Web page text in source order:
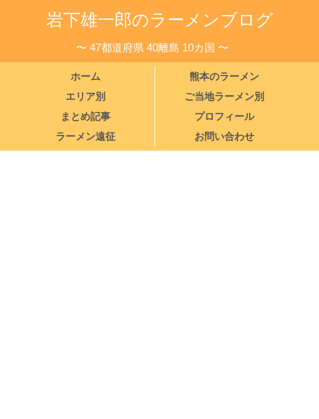
岩下雄一郎のラーメンブログ
〜 47都道府県 40離島 10カ国 〜
ホーム
熊本のラーメン
エリア別
ご当地ラーメン別
まとめ記事
プロフィール
ラーメン遠征
お問い合わせ